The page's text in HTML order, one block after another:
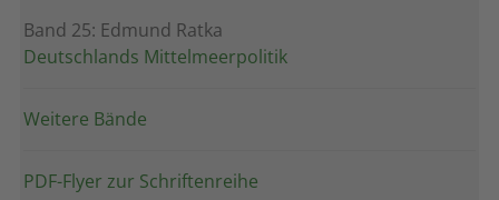
Band 25: Edmund Ratka
Deutschlands Mittelmeerpolitik
Weitere Bände
PDF-Flyer zur Schriftenreihe